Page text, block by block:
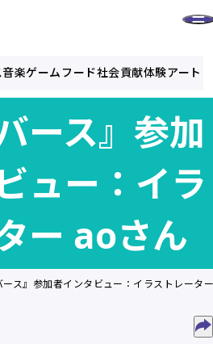
音楽ゲーム フード社会貢献体験アート
ース』参加
ュー：イラ
ー aoさん
ース』参加者インタビュー：イラストレータ